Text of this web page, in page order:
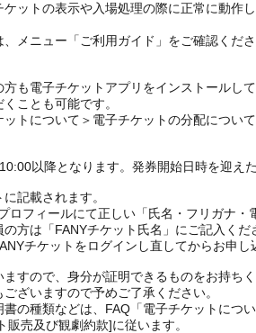
ットの表示や入場処理の際に正常に動作
メニュー「ご利用ガイド」をご確認くださ
も電子チケットアプリをインストールし
ことも可能です。
トについて＞電子チケットの分配について
以降となります。発券開始日時を迎え
記載されます。
ロフィールにて正しい「氏名・フリガナ・
方は「FANYチケット氏名」にご記入くだ
チケットをログインし直してからお申
すので、身分が証明できるものをお持ちく
ざいますので予めご了承ください。
の種類などは、FAQ「電子チケットにつ
売及び観劇約款]に従います。